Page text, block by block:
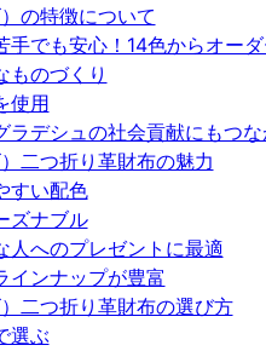
の特徴について
手でも安心！14色からオー
ものづくり
使用
ラデシュの社会貢献にもつな
二つ折り革財布の魅力
すい配色
ズナブル
人へのプレゼントに最適
インナップが豊富
二つ折り革財布の選び方
選ぶ